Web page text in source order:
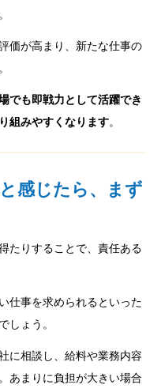
価が高まり、新たな仕事の
でも即戦力として活躍でき
組みやすくなります。
感じたら、まず
たりすることで、責任ある
仕事を求められるといった
しょう。
に相談し、給料や業務内容
あまりに負担が大きい場合